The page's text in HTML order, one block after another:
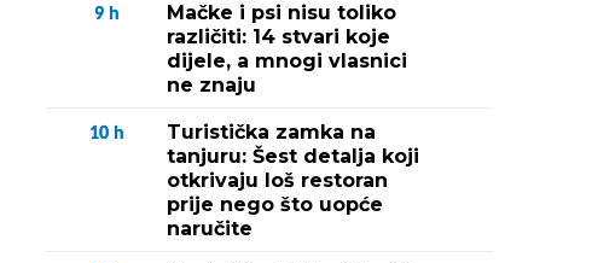
9 h
Mačke i psi nisu toliko
različiti: 14 stvari koje
dijele, a mnogi vlasnici
ne znaju
10 h
Turistička zamka na
tanjuru: Šest detalja koji
otkrivaju loš restoran
prije nego što uopće
naručite